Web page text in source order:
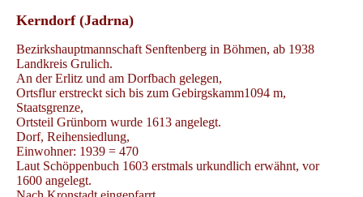
Kerndorf (Jadrna)
Bezirkshauptmannschaft Senftenberg in Böhmen, ab 1938
Landkreis Grulich.
An der Erlitz und am Dorfbach gelegen,
Ortsflur erstreckt sich bis zum Gebirgskamm1094 m,
Staatsgrenze,
Ortsteil Grünborn wurde 1613 angelegt.
Dorf, Reihensiedlung,
Einwohner: 1939 = 470
Laut Schöppenbuch 1603 erstmals urkundlich erwähnt, vor
1600 angelegt.